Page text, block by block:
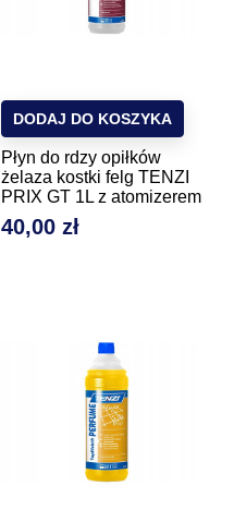
Płyn do rdzy opiłków
żelaza kostki felg TENZI
PRIX GT 1L z atomizerem
Cena
40,00 zł
DODAJ DO KOSZYKA